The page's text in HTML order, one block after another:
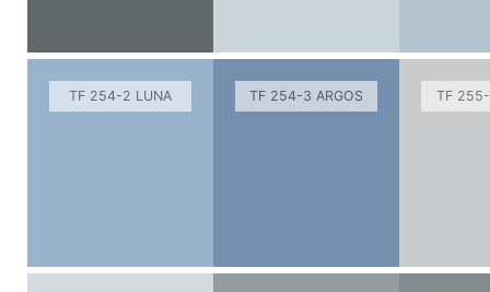
TF 254-2 LUNA TF 254-3 ARGOS TF 255-